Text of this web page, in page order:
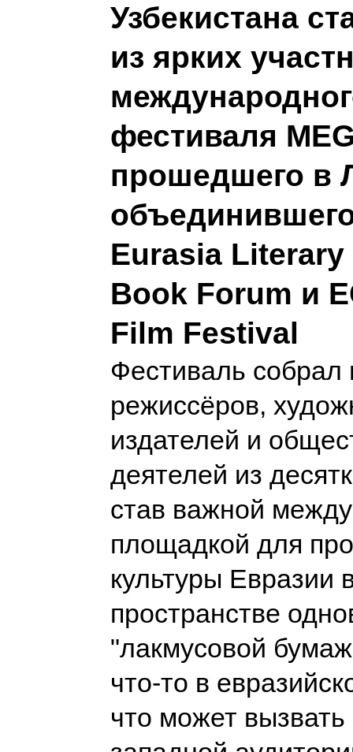
Узбекистана
из ярких
фестиваля
прошедшего в
Eurasia
Book Forum и
Film Festival
Фестиваль собрал
режиссёров,
издателей и
деятелей из
став важной
площадкой для
культуры Евразии
пространстве
"лакмусовой
что-то в
что может вызвать